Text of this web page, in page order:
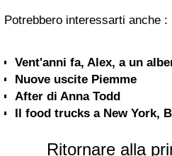
Potrebbero interessarti anche :
Vent'anni fa, Alex, a un
Nuove uscite Piemme
After di Anna Todd
Il food trucks a New York,
Ritornare alla